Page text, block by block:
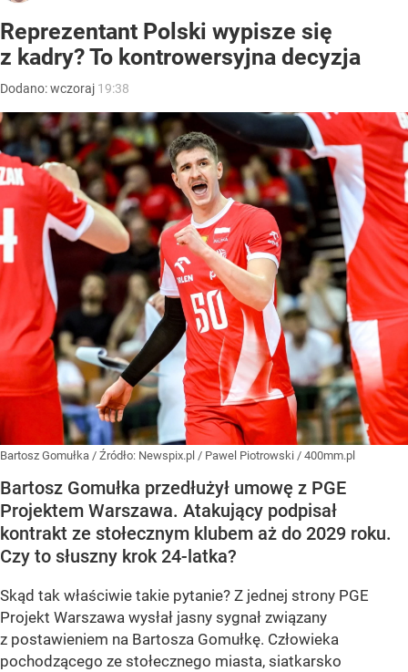
Reprezentant Polski wypisze się
z kadry? To kontrowersyjna decyzja
Dodano:wczoraj 19:38
Bartosz Gomułka / Źródło: Newspix.pl / Pawel Piotrowski / 400mm.pl
Bartosz Gomułka przedłużył umowę z PGE
Projektem Warszawa. Atakujący podpisał
kontrakt ze stołecznym klubem aż do 2029 roku.
Czy to słuszny krok 24-latka?
Skąd tak właściwie takie pytanie? Z jednej strony PGE
Projekt Warszawa wysłał jasny sygnał związany
z postawieniem na Bartosza Gomułkę. Człowieka
pochodzącego ze stołecznego miasta, siatkarsko